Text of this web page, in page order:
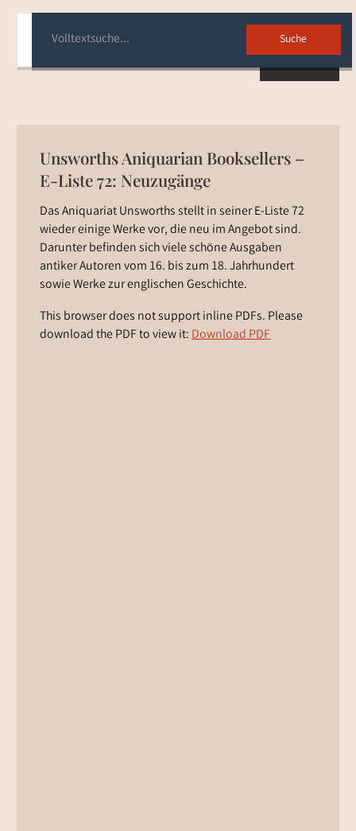
Unsworths Aniquarian Booksellers –
E-Liste 72: Neuzugänge
Das Aniquariat Unsworths stellt in seiner E-Liste 72
wieder einige Werke vor, die neu im Angebot sind.
Darunter befinden sich viele schöne Ausgaben
antiker Autoren vom 16. bis zum 18. Jahrhundert
sowie Werke zur englischen Geschichte.
This browser does not support inline PDFs. Please
download the PDF to view it:Download PDF